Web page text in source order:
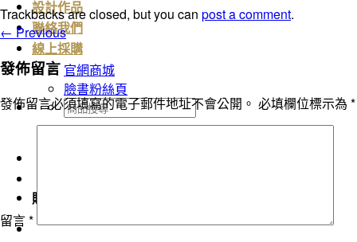
設計作品
聯絡我們
線上採購
官網商城
臉書粉絲頁
搜
尋
購物車
Trackbacks are closed, but you can post a comment.
← Previous
發佈留言
發佈留言必須填寫的電子郵件地址不會公開。 必填欄位標示為 *
留言*